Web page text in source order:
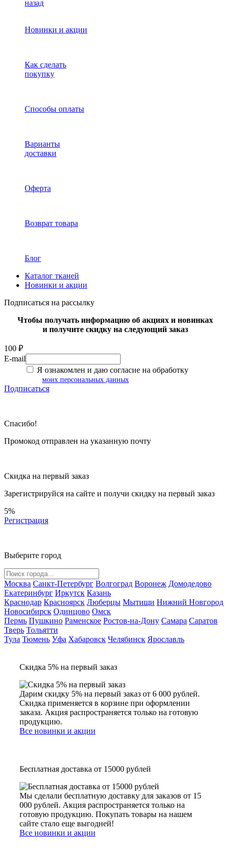
назад
Новинки и акции
Как сделать
покупку
Способы оплаты
Варианты
доставки
Оферта
Возврат товара
Блог
Каталог тканей
Новинки и акции
Подписаться на рассылку
Чтобы получать информацию об акциях и новинках
и получите скидку на следующий заказ
100 ₽
E-mail
Я ознакомлен и даю согласие на обработку
моих персональных данных
Подписаться
Спасибо!
Промокод отправлен на указанную почту
Скидка на первый заказ
Зарегистрируйся на сайте и получи скидку на первый заказ
5%
Регистрация
Выберите город
Москва Санкт-Петербург Волгоград Воронеж Домодедово
Екатеринбург Иркутск Казань
Краснодар Красноярск Люберцы Мытищи Нижний Новгород
Новосибирск Одинцово Омск
Пермь Пушкино Раменское Ростов-на-Дону Самара Саратов
Тверь Тольятти
Тула Тюмень Уфа Хабаровск Челябинск Ярославль
Скидка 5% на первый заказ
Дарим скидку 5% на первый заказ от 6 000 рублей.
Скидка применяется в корзине при оформлении
заказа. Акция распространяется только на готовую
продукцию.
Все новинки и акции
Бесплатная доставка от 15000 рублей
Мы сделали бесплатную доставку для заказов от 15
000 рублей. Акция распространяется только на
готовую продукцию. Покупать товары на нашем
сайте стало еще выгодней!
Все новинки и акции